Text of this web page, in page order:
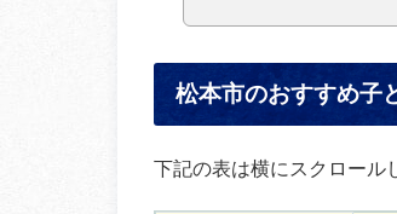
松本市のおすすめ子
下記の表は横にスクロール